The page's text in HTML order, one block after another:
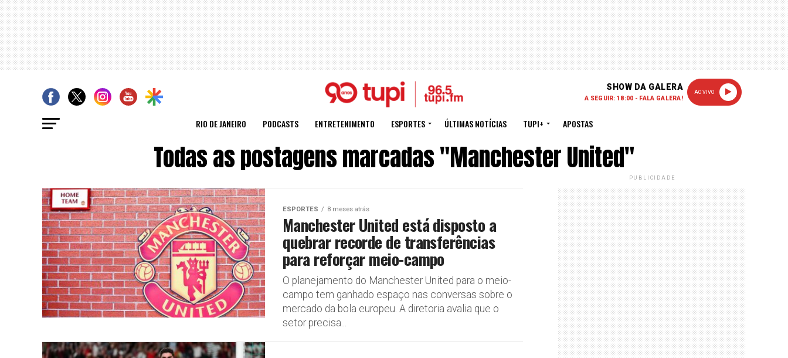
SHOW DA GALERA
A SEGUIR: 18:00 - FALA GALERA!
AO VIVO
RIO DE JANEIRO PODCASTS ENTRETENIMENTO ESPORTES ÚLTIMAS NOTÍCIAS TUPI+ APOSTAS
Todas as postagens marcadas "Manchester United"
ESPORTES 8 meses atrás
Manchester United está disposto a
quebrar recorde de transferências
para reforçar meio-campo
O planejamento do Manchester United para o meio-
campo tem ganhado espaço nas conversas sobre o
mercado da bola europeu. A diretoria avalia que o
setor precisa...
PUBLICIDADE